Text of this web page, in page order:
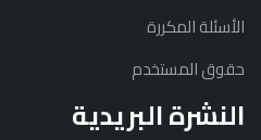
الأسئلة المكررة
حقوق المستخدم
النشرة البريدية